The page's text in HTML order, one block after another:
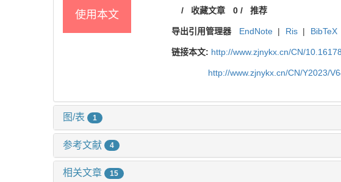
使用本文 / 收藏文章 0/ 推荐
导出引用管理器 EndNote | Ris | BibTeX
链接本文: http://www.zjnykx.cn/CN/
http://www.zjnykx.cn/CN/Y2023/
图/表 1
参考文献 4
相关文章 15